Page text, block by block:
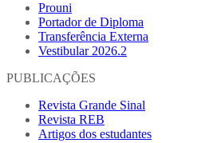
Prouni
Portador de Diploma
Transferência Externa
Vestibular 2026.2
PUBLICAÇÕES
Revista Grande Sinal
Revista REB
Artigos dos estudantes